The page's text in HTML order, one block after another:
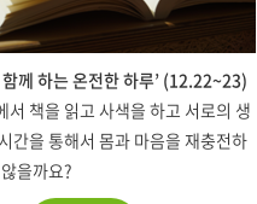
함께 하는 온전한 하루’ (12.22~23)
서 책을 읽고 사색을 하고 서로의 생
간을 통해서 몸과 마음을 재충전하
을까요?